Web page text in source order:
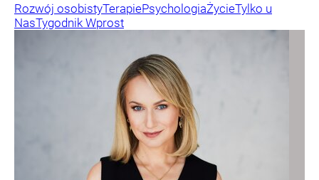
Rozwój osobistyTerapiePsychologiaŻycieTylko u
NasTygodnik Wprost